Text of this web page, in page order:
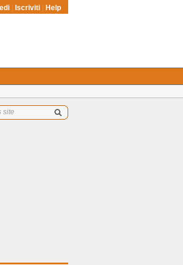
Iscriviti Help